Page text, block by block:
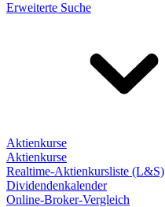
Erweiterte Suche
Aktienkurse
Aktienkurse
Realtime-Aktienkursliste (L&S)
Dividendenkalender
Online-Broker-Vergleich